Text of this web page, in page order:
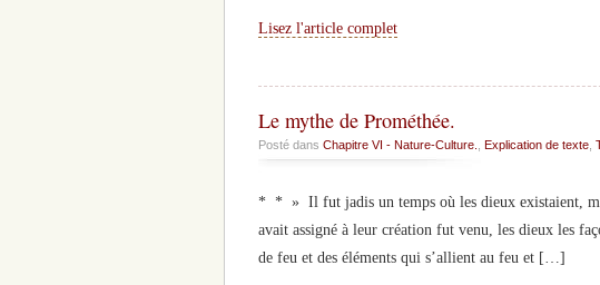
Lisez l'article complet
Le mythe de Prométhée.
Posté dans Chapitre VI - Nature-Culture. Explication de texte
* * » Il fut jadis un temps où les dieux existaient,
avait assigné à leur création fut venu, les dieux les
de feu et des éléments qui s’allient au feu et […]